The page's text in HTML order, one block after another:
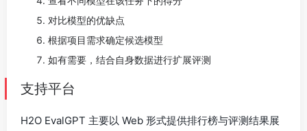
对比模型的优缺点
根据项目需求确定候选模型
如有需要，结合自身数据进行扩展评测
支持平台
H2O EvalGPT 主要以 Web 形式提供排行榜与评测结果展